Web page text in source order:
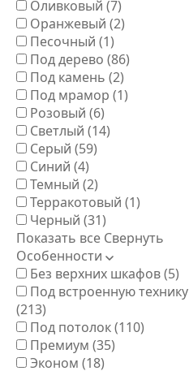
Оливковый (7)
Оранжевый (2)
Песочный (1)
Под дерево (86)
Под камень (2)
Под мрамор (1)
Розовый (6)
Светлый (14)
Серый (59)
Синий (4)
Темный (2)
Терракотовый (1)
Черный (31)
Показать все Свернуть
Особенности
Без верхних шкафов(5)
Под встроенную технику
(213)
Под потолок(110)
Премиум (35)
Эконом (18)